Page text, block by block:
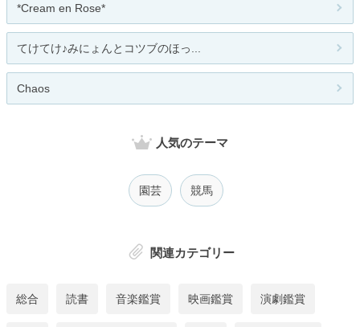
*Cream en Rose*
てけてけ♪みにょんとコツブのほっ...
Chaos
人気のテーマ
園芸 競馬
関連カテゴリー
総合 読書 音楽鑑賞 映画鑑賞 演劇鑑賞